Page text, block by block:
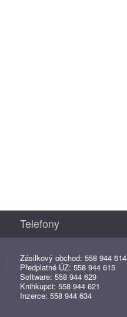
Telefony
Zásilkový obchod: 558 944 614
Předplatné ÚZ: 558 944 615
Software: 558 944 629
Knihkupci: 558 944 621
Inzerce: 558 944 634